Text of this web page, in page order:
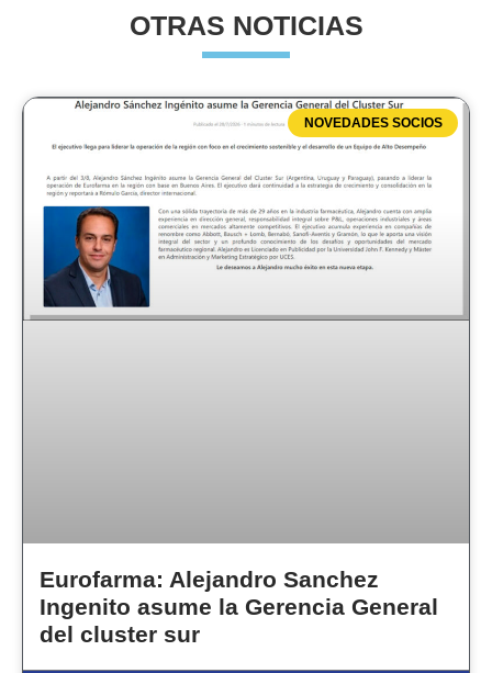
OTRAS NOTICIAS
NOVEDADES SOCIOS
Eurofarma: Alejandro Sanchez
Ingenito asume la Gerencia General
del cluster sur